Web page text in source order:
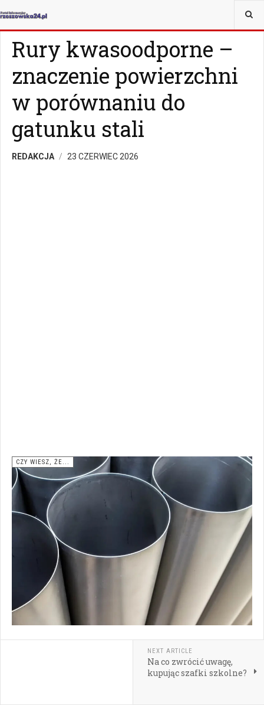
JESTEŚ TUTAJ:
Rury kwasoodporne –
znaczenie powierzchni
w porównaniu do
gatunku stali
REDAKCJA 23 CZERWIEC 2026
CZY WIESZ, ŻE...
NEXT ARTICLE
Na co zwrócić uwagę,
kupując szafki szkolne?